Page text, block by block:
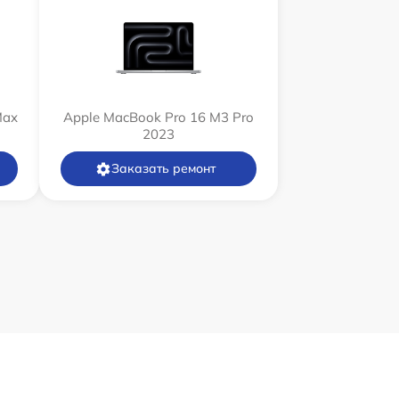
Apple MacBook Pro 16 M3 Pro
2023
Заказать ремонт